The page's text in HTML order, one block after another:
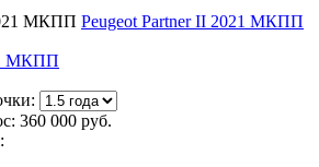
Peugeot Partner II 2021 МКПП
МКПП
360 000 руб.